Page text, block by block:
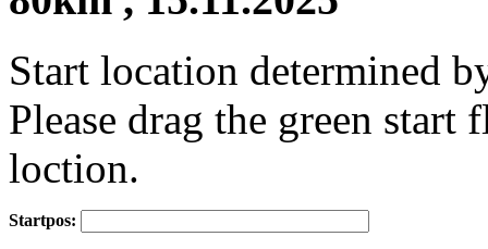
Start location determined
Please drag the green start
loction.
Startpos: